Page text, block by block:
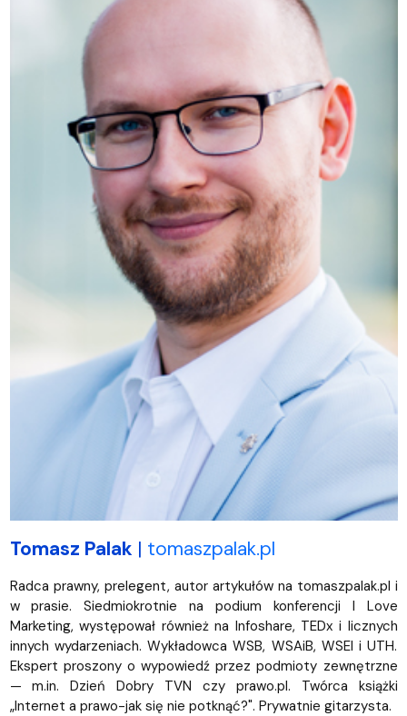
Tomasz Palak | tomaszpalak.pl
Radca prawny, prelegent, autor artykułów na tomaszpalak.pl i
w prasie. Siedmiokrotnie na podium konferencji I Love
Marketing, występował również na Infoshare, TEDx i licznych
innych wydarzeniach. Wykładowca WSB, WSAiB, WSEI i UTH.
Ekspert proszony o wypowiedź przez podmioty zewnętrzne
— m.in. Dzień Dobry TVN czy prawo.pl. Twórca książki
„Internet a prawo-jak się nie potknąć?". Prywatnie gitarzysta.